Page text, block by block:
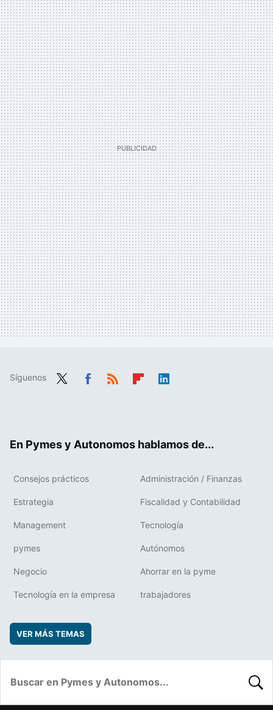
Síguenos
En Pymes y Autonomos hablamos de...
Consejos prácticos Administración / Finanzas
Estrategia Fiscalidad y Contabilidad
Management Tecnología
pymes Autónomos
Negocio Ahorrar en la pyme
Tecnología en la empresa trabajadores
VER MÁS TEMAS